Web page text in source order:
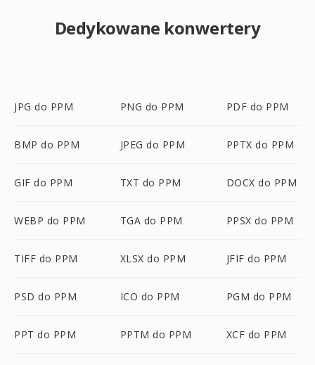
Dedykowane konwertery
JPG do PPM PNG do PPM PDF do PPM
BMP do PPM JPEG do PPM PPTX do PPM
GIF do PPM TXT do PPM DOCX do PPM
WEBP do PPM TGA do PPM PPSX do PPM
TIFF do PPM XLSX do PPM JFIF do PPM
PSD do PPM ICO do PPM PGM do PPM
PPT do PPM PPTM do PPM XCF do PPM